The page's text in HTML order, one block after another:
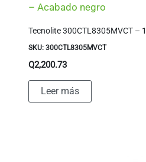
– Acabado negro
Tecnolite 300CTL8305MVCT –
SKU: 300CTL8305MVCT
Q2,200.73
Leer más